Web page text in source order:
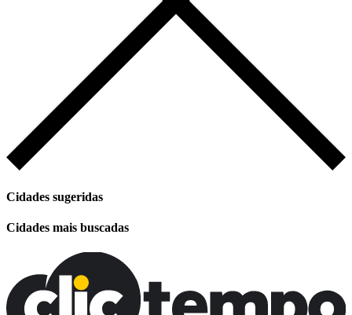
Cidades sugeridas
Cidades mais buscadas